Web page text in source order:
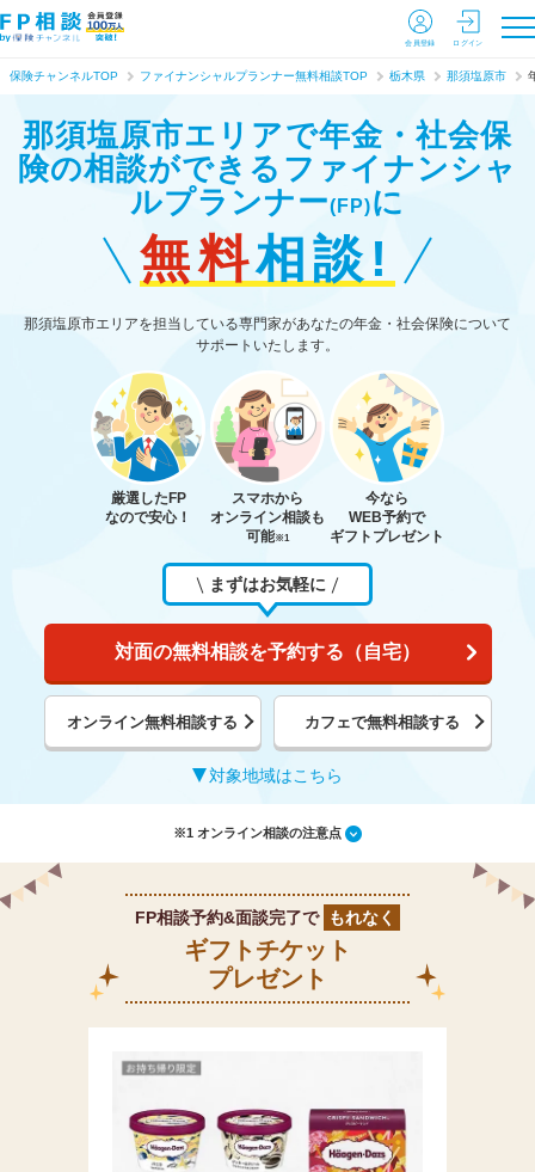
会員登録 ログイン
保険チャンネルTOP ファイナンシャルプランナー無料相談TOP 栃木県 那須塩原市
那須塩原市エリアで年金・社会保
険の相談ができる ファイナンシャ
ルプランナー(FP)に
無料相談!
那須塩原市エリアを担当している専門家があなたの年金・社会保険について
サポートいたします。
厳選したFP
なので安心！
スマホから
オンライン相談も
可能※1
今なら
WEB予約で
ギフトプレゼント
まずはお気軽に
対面の無料相談を予約する（自宅）
オンライン無料相談する カフェで無料相談する
対象地域はこちら
※1 オンライン相談の注意点
FP相談予約&面談完了で もれなく
ギフトチケット
プレゼント